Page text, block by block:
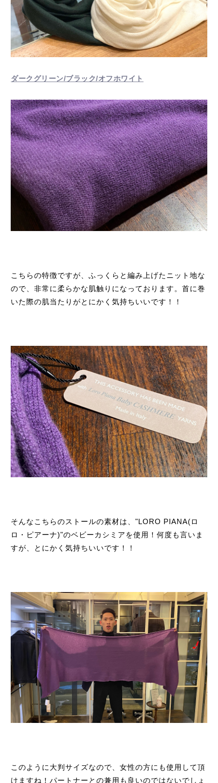
ダークグリーン/ブラック/オフホワイト
こちらの特徴ですが、ふっくらと編み上げたニット地な
ので、非常に柔らかな肌触りになっております。首に巻
いた際の肌当たりがとにかく気持ちいいです！！
そんなこちらのストールの素材は、"LORO PIANA(ロ
ロ・ピアーナ)"のベビーカシミアを使用！何度も言いま
すが、とにかく気持ちいいです！！
このように大判サイズなので、女性の方にも使用して頂
けますね！パートナーとの兼用も良いのではないでしょ